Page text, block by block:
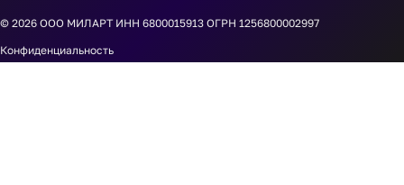
© 2026 ООО МИЛАРТ ИНН 6800015913 ОГРН 1256800002997
Конфиденциальность